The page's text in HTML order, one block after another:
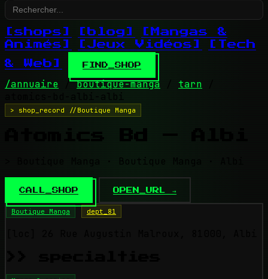
[shops] [blog]
[Mangas &
Animés]
[Jeux Vidéos]
[Tech
& Web]
FIND_SHOP
/annuaire / boutique-manga / tarn
atomics-bd-albi-albi
> shop_record //Boutique Manga
Atomics Bd — Albi
> Boutique Manga · Boutique Manga · Albi
CALL_SHOP OPEN_URL →
Boutique Manga dept_81